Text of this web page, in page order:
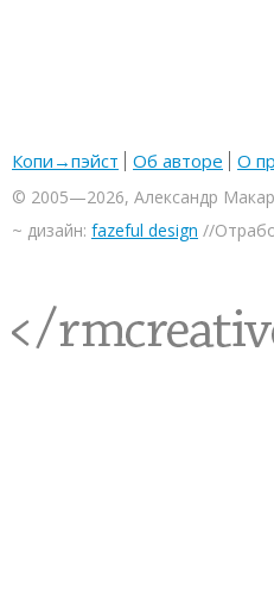
Копи→пэйст Об авторе О
© 2005—2026, Александр
~ дизайн: fazeful design //
<rmcreative/>